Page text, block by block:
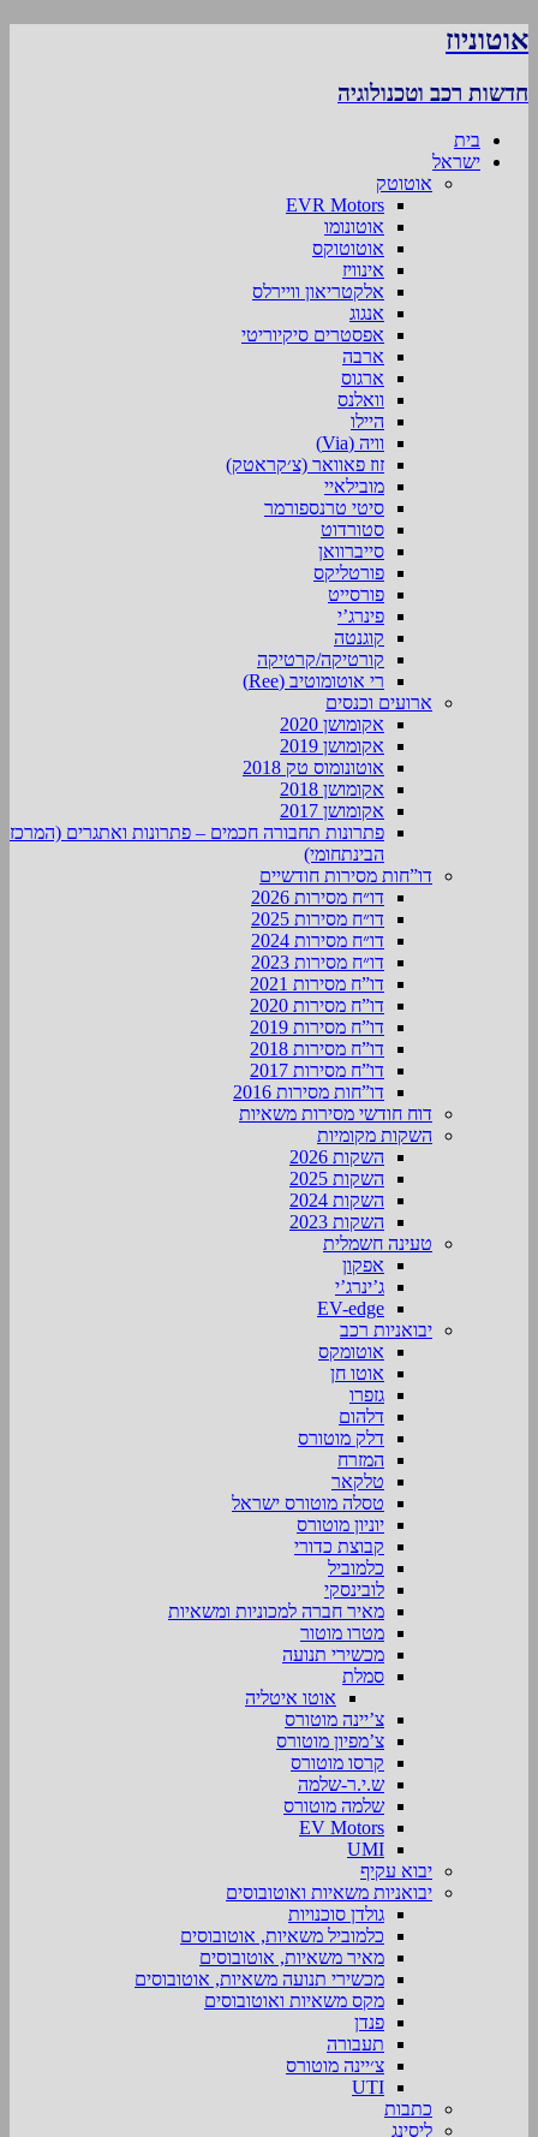
אוטוניוז
חדשות רכב וטכנולוגיה
בית
ישראל
אוטוטק
EVR Motors
אוטונומו
אוטוטוקס
אינוויז
אלקטריאון וויירלס
אנגוג
אפסטרים סיקיוריטי
ארבה
ארגוס
וואלנס
היילו
וויה (Via)
זוז פאוואר (צ׳קראטק)
מובילאיי
סיטי טרנספורמר
סטורדוט
סייברוואן
פורטליקס
פורסייט
פינרג’י
קוגנטה
קורטיקה/קרטיקה
רי אוטומוטיב (Ree)
ארועים וכנסים
אקומושן 2020
אקומושן 2019
אוטונומוס טק 2018
אקומושן 2018
אקומושן 2017
פתרונות תחבורה חכמים – פתרונות ואתגרים (המרכז
הבינתחומי)
דו”חות מסירות חודשיים
דו״ח מסירות 2026
דו״ח מסירות 2025
דו״ח מסירות 2024
דו״ח מסירות 2023
דו”ח מסירות 2021
דו”ח מסירות 2020
דו”ח מסירות 2019
דו”ח מסירות 2018
דו”ח מסירות 2017
דו”חות מסירות 2016
דוח חודשי מסירות משאיות
השקות מקומיות
השקות 2026
השקות 2025
השקות 2024
השקות 2023
טעינה חשמלית
אפקון
ג’ינרג’י
EV-edge
יבואניות רכב
אוטומקס
אוטו חן
גזפרו
דלהום
דלק מוטורס
המזרח
טלקאר
טסלה מוטורס ישראל
יוניון מוטורס
קבוצת כדורי
כלמוביל
לובינסקי
מאיר חברה למכוניות ומשאיות
מטרו מוטור
מכשירי תנועה
סמלת
אוטו איטליה
צ’יינה מוטורס
צ’מפיון מוטורס
קרסו מוטורס
ש.י.ר-שלמה
שלמה מוטורס
EV Motors
UMI
יבוא עקיף
יבואניות משאיות ואוטובוסים
גולדן סוכנויות
כלמוביל משאיות, אוטובוסים
מאיר משאיות, אוטובוסים
מכשירי תנועה משאיות, אוטובוסים
מקס משאיות ואוטובוסים
פנדן
תעבורה
צ׳יינה מוטורס
UTI
כתבות
ליסינג